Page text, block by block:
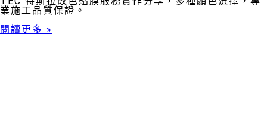
業施工品質保證。
閱讀更多 »